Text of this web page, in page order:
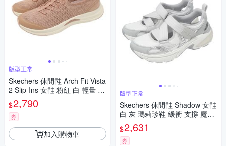
版型正常
Skechers 休閒鞋 Arch Fit Vista
2 Slip-Ins 女鞋 粉紅 白 輕量 緩
衝 懶人鞋 104761CLAY
$2,790
券
加入購物車
版型正常
Skechers 休閒鞋 Shadow 女鞋
白 灰 瑪莉珍鞋 緩衝 支撐 魔鬼
氈 177387GRY
$2,631
券